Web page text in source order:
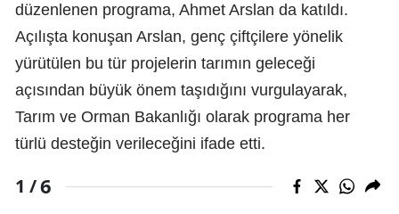
düzenlenen programa, Ahmet Arslan da katıldı.
Açılışta konuşan Arslan, genç çiftçilere yönelik
yürütülen bu tür projelerin tarımın geleceği
açısından büyük önem taşıdığını vurgulayarak,
Tarım ve Orman Bakanlığı olarak programa her
türlü desteğin verileceğini ifade etti.
1 /6